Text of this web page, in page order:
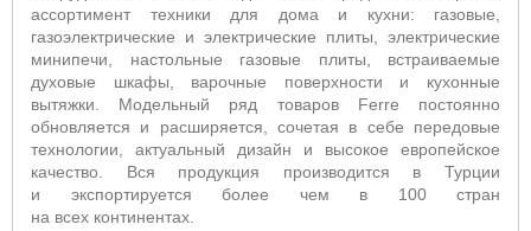
ассортимент техники для дома и кухни: газовые,
газоэлектрические и электрические плиты, электрические
минипечи, настольные газовые плиты, встраиваемые
духовые шкафы, варочные поверхности и кухонные
вытяжки. Модельный ряд товаров Ferre постоянно
обновляется и расширяется, сочетая в себе передовые
технологии, актуальный дизайн и высокое европейское
качество. Вся продукция производится в Турции
и экспортируется более чем в 100 стран
на всех континентах.